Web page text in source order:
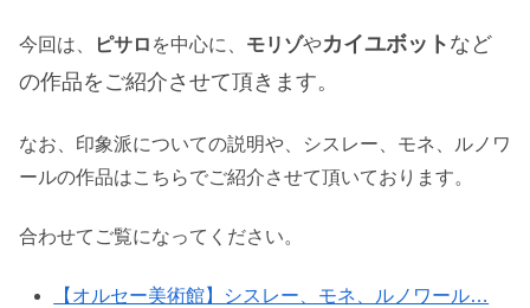
今回は、 ピサロ を中心に、 モリゾやカイユボット など
の作品をご紹介させて頂きます。
なお、印象派についての説明や、シスレー、モネ、ルノワ
ールの作品はこちらでご紹介させて頂いております。
合わせてご覧になってください。
【オルセー美術館】シスレー、モネ、ルノワール…